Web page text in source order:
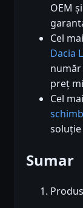
OEM
Cel
Dacia
număr
preț
Cel
Sumar